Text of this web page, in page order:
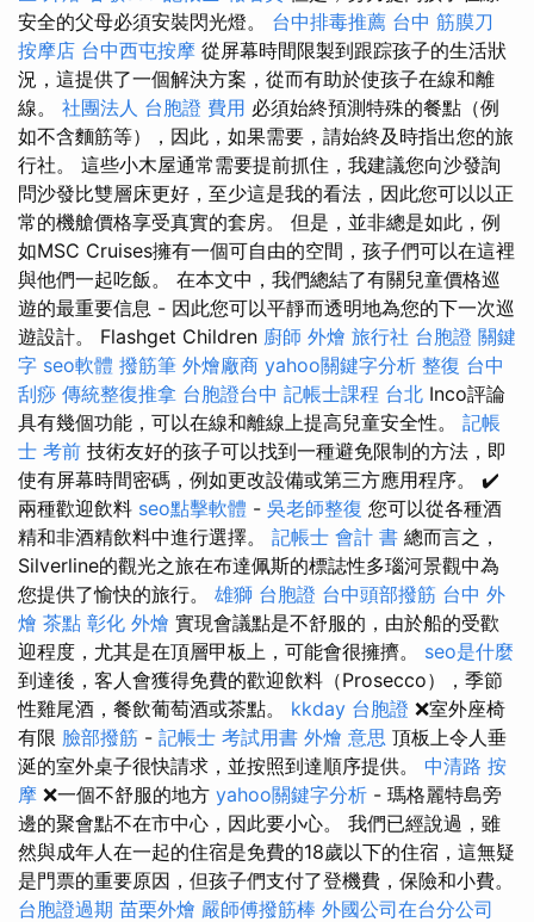
安全的父母必須安裝閃光燈。 台中排毒推薦 台中 筋膜刀
按摩店 台中西屯按摩 從屏幕時間限製到跟踪孩子的生活狀
況，這提供了一個解決方案，從而有助於使孩子在線和離
線。 社團法人 台胞證 費用 必須始終預測特殊的餐點（例
如不含麵筋等），因此，如果需要，請始終及時指出您的旅
行社。 這些小木屋通常需要提前抓住，我建議您向沙發詢
問沙發比雙層床更好，至少這是我的看法，因此您可以以正
常的機艙價格享受真實的套房。 但是，並非總是如此，例
如MSC Cruises擁有一個可自由的空間，孩子們可以在這裡
與他們一起吃飯。 在本文中，我們總結了有關兒童價格巡
遊的最重要信息 - 因此您可以平靜而透明地為您的下一次巡
遊設計。 Flashget Children 廚師 外燴 旅行社 台胞證 關鍵
字 seo軟體 撥筋筆 外燴廠商 yahoo關鍵字分析 整復 台中
刮痧 傳統整復推拿 台胞證台中 記帳士課程 台北 Inco評論
具有幾個功能，可以在線和離線上提高兒童安全性。 記帳
士 考前 技術友好的孩子可以找到一種避免限制的方法，即
使有屏幕時間密碼，例如更改設備或第三方應用程序。 ✔️
兩種歡迎飲料 seo點擊軟體 - 吳老師整復 您可以從各種酒
精和非酒精飲料中進行選擇。 記帳士 會計 書 總而言之，
Silverline的觀光之旅在布達佩斯的標誌性多瑙河景觀中為
您提供了愉快的旅行。 雄獅 台胞證 台中頭部撥筋 台中 外
燴 茶點 彰化 外燴 實現會議點是不舒服的，由於船的受歡
迎程度，尤其是在頂層甲板上，可能會很擁擠。 seo是什麼
到達後，客人會獲得免費的歡迎飲料（Prosecco），季節
性雞尾酒，餐飲葡萄酒或茶點。 kkday 台胞證 ❌室外座椅
有限 臉部撥筋 - 記帳士 考試用書 外燴 意思 頂板上令人垂
涎的室外桌子很快請求，並按照到達順序提供。 中清路 按
摩 ❌一個不舒服的地方 yahoo關鍵字分析 - 瑪格麗特島旁
邊的聚會點不在市中心，因此要小心。 我們已經說過，雖
然與成年人在一起的住宿是免費的18歲以下的住宿，這無疑
是門票的重要原因，但孩子們支付了登機費，保險和小費。
台胞證過期 苗栗外燴 嚴師傅撥筋棒 外國公司在台分公司